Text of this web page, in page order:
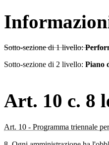
Sotto-sezione di 1 livello:
Sotto-sezione di 2 livello: Piano
Art. 10 c. 8
Art. 10 - Programma triennale